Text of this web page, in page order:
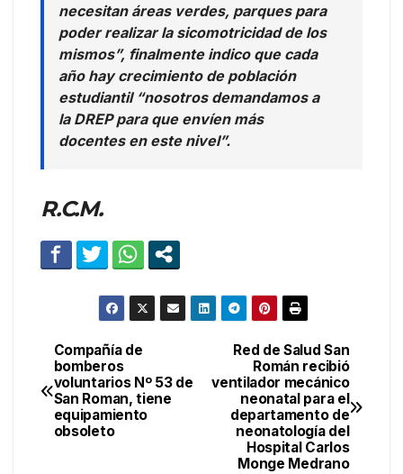
necesitan áreas verdes, parques para
poder realizar la sicomotricidad de los
mismos”, finalmente indico que cada
año hay crecimiento de población
estudiantil “nosotros demandamos a
la DREP para que envíen más
docentes en este nivel”.
R.C.M.
Navegación
de
entradas
Red de Salud San
Román recibió
ventilador mecánico
neonatal para el
departamento de
neonatología del
Hospital Carlos
Monge Medrano
Compañía de
bomberos
voluntarios Nº 53 de
San Roman, tiene
equipamiento
obsoleto